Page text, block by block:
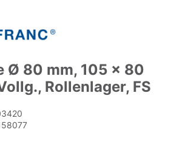
Ø 80 mm, 105 x 80
Rollenlager, FS